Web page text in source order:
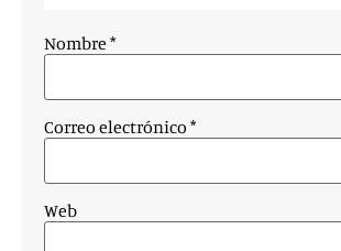
Nombre *
Correo electrónico *
Web